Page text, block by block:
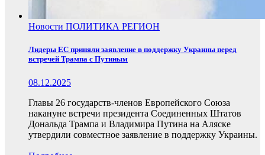
Новости ПОЛИТИКА РЕГИОН
Лидеры ЕС приняли заявление в поддержку Украины перед
встречей Трампа с Путиным
08.12.2025
Главы 26 государств-членов Европейского Союза
накануне встречи президента Соединенных Штатов
Дональда Трампа и Владимира Путина на Аляске
утвердили совместное заявление в поддержку Украины.